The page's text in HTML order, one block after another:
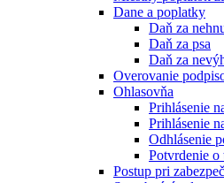
Dane a poplatky
Daň za
Daň za psa
Daň za
Overovanie
Ohlasovňa
Prihlásenie
Prihlásenie
Odhlásenie
Potvrdenie o
Postup pri